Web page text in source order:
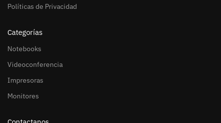
Políticas de Privacidad
Categorías
Notebooks
Videoconferencia
Impresoras
Monitores